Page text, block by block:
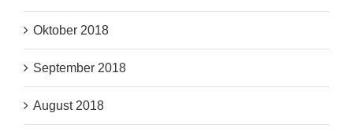
Oktober 2018
September 2018
August 2018